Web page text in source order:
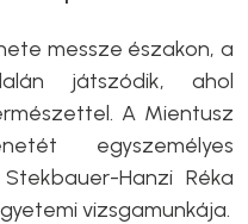
messze északon, a
játszódik, ahol
A Mientusz
egyszemélyes
Hanzi Réka
vizsgamunkája.